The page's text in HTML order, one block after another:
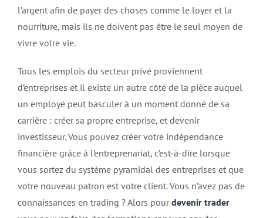
l’argent afin de payer des choses comme le loyer et la
nourriture, mais ils ne doivent pas être le seul moyen de
vivre votre vie.
Tous les emplois du secteur privé proviennent
d’entreprises et il existe un autre côté de la pièce auquel
un employé peut basculer à un moment donné de sa
carrière : créer sa propre entreprise, et devenir
investisseur. Vous pouvez créer votre indépendance
financière grâce à l’entreprenariat, c’est-à-dire lorsque
vous sortez du système pyramidal des entreprises et que
votre nouveau patron est votre client. Vous n’avez pas de
connaissances en trading ? Alors pourdevenir trader